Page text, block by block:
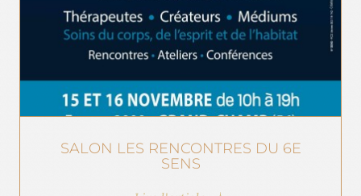
SALON LES RENCONTRES DU 6E
SENS